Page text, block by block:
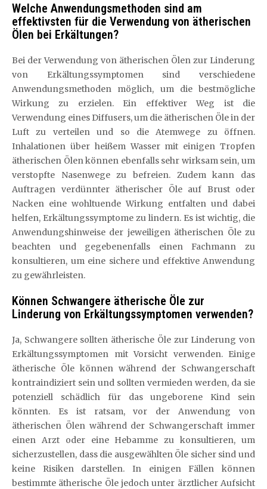
Welche Anwendungsmethoden sind am
effektivsten für die Verwendung von ätherischen
Ölen bei Erkältungen?
Bei der Verwendung von ätherischen Ölen zur Linderung
von Erkältungssymptomen sind verschiedene
Anwendungsmethoden möglich, um die bestmögliche
Wirkung zu erzielen. Ein effektiver Weg ist die
Verwendung eines Diffusers, um die ätherischen Öle in der
Luft zu verteilen und so die Atemwege zu öffnen.
Inhalationen über heißem Wasser mit einigen Tropfen
ätherischen Ölen können ebenfalls sehr wirksam sein, um
verstopfte Nasenwege zu befreien. Zudem kann das
Auftragen verdünnter ätherischer Öle auf Brust oder
Nacken eine wohltuende Wirkung entfalten und dabei
helfen, Erkältungssymptome zu lindern. Es ist wichtig, die
Anwendungshinweise der jeweiligen ätherischen Öle zu
beachten und gegebenenfalls einen Fachmann zu
konsultieren, um eine sichere und effektive Anwendung
zu gewährleisten.
Können Schwangere ätherische Öle zur
Linderung von Erkältungssymptomen verwenden?
Ja, Schwangere sollten ätherische Öle zur Linderung von
Erkältungssymptomen mit Vorsicht verwenden. Einige
ätherische Öle können während der Schwangerschaft
kontraindiziert sein und sollten vermieden werden, da sie
potenziell schädlich für das ungeborene Kind sein
könnten. Es ist ratsam, vor der Anwendung von
ätherischen Ölen während der Schwangerschaft immer
einen Arzt oder eine Hebamme zu konsultieren, um
sicherzustellen, dass die ausgewählten Öle sicher sind und
keine Risiken darstellen. In einigen Fällen können
bestimmte ätherische Öle jedoch unter ärztlicher Aufsicht